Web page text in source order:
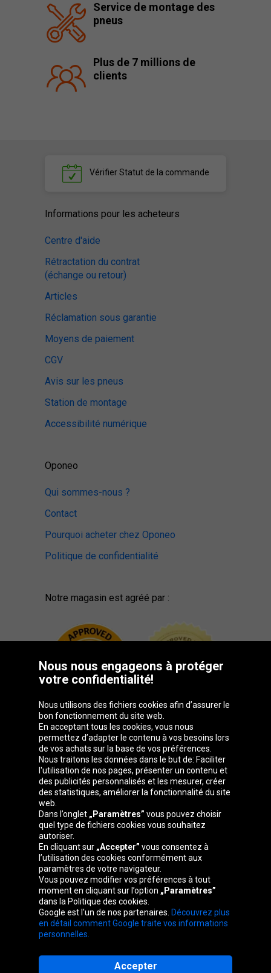
Service de montage des
pneus
Plus de 7 millions de
clients
VérifierStatut de la commande
Informations pour les acheteurs
Centre d'aide
Rétractation du contrat
(échange ou retour)
Articles
Réclamation sous garantie
Moyens de paiement
CGV
Avis sur les pneus
Station de montage
Accessibilité numérique
Oponeo
Qui sommes-nous ?
Contact
Pourquoi acheter chez Oponeo
Politique de confidentialité
Notre magasin est agréé par :
Groupe Oponeo
Česká
republika
Deutschland Éire España
France Italia Magyarország Nederland
Österreich Polska
Slovenská
republika
United
Kingdom
Nous nous engageons à protéger
votre confidentialité!
Nous utilisons des fichiers cookies afin d’assurer le
bon fonctionnement du site web.
En acceptant tous les cookies, vous nous
permettez d’adapter le contenu à vos besoins lors
de vos achats sur la base de vos préférences.
Nous traitons les données dans le but de: Faciliter
l'utilisation de nos pages, présenter un contenu et
des publicités personnalisés et les mesurer, créer
des statistiques, améliorer la fonctionnalité du site
web.
Dans l’onglet „Paramètres” vous pouvez choisir
quel type de fichiers cookies vous souhaitez
autoriser.
En cliquant sur „Accepter” vous consentez à
l’utilisation des cookies conformément aux
paramètres de votre navigateur.
Vous pouvez modifier vos préférences à tout
moment en cliquant sur l’option „Paramètres”
dans la Politique des cookies.
Google est l'un de nos partenaires. Découvrez plus
en détail comment Google traite vos informations
personnelles.
Accepter